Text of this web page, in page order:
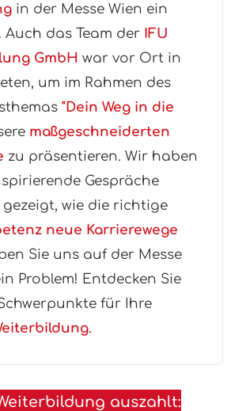
in der Messe Wien ein
das Team der
IFU
GmbH war vor Ort in
um im Rahmen des
"Dein Weg in die
maßgeschneiderten
zu präsentieren. Wir haben
Gespräche
wie die richtige
neue Karrierewege
Sie uns auf der Messe
Problem! Entdecken Sie
für Ihre
.
auszahlt: